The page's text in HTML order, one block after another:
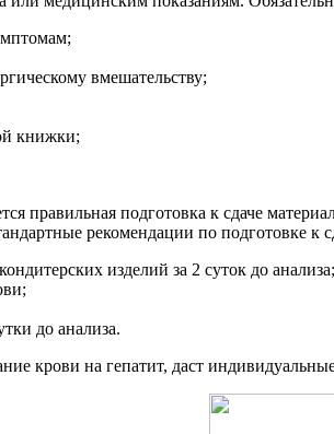
вмешательству;
книжки;
правильная подготовка к сдаче
рекомендации по подготовке к
изделий за 2 суток до анализа;
до анализа.
крови на гепатит, даст